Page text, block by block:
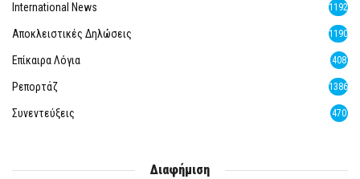
International News 1192
Αποκλειστικές Δηλώσεις 1190
Επίκαιρα Λόγια 408
Ρεπορτάζ 1386
Συνεντεύξεις 470
Διαφήμιση